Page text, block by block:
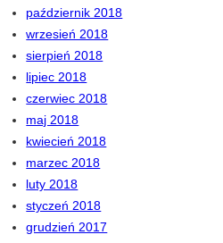
październik 2018
wrzesień 2018
sierpień 2018
lipiec 2018
czerwiec 2018
maj 2018
kwiecień 2018
marzec 2018
luty 2018
styczeń 2018
grudzień 2017